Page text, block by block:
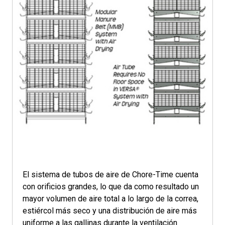
El sistema de tubos de aire de Chore-Time cuenta
con orificios grandes, lo que da como resultado un
mayor volumen de aire total a lo largo de la correa,
estiércol más seco y una distribución de aire más
uniforme a las gallinas durante la ventilación